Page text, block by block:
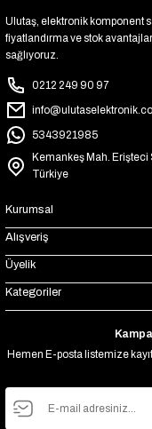
Ulutaş, elektronik komponent
fiyatlandırma ve stok
sağlıyoruz.
0212 249 90 97
5343921985
Kemankeş Mah. Erişteci
Türkiye
Kurumsal
Alışveriş
Üyelik
Kategoriler
Hemen E-posta listemize